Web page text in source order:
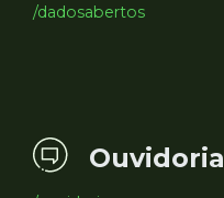
/dadosabertos
Ouvidoria